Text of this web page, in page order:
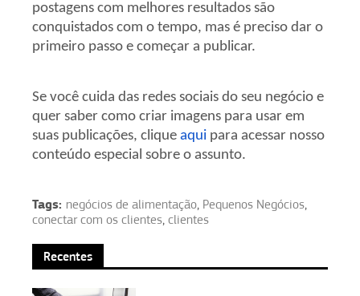
postagens com melhores resultados são
conquistados com o tempo, mas é preciso dar o
primeiro passo e começar a publicar.
Se você cuida das redes sociais do seu negócio e
quer saber como criar imagens para usar em
suas publicações, clique aqui para acessar nosso
conteúdo especial sobre o assunto.
Tags: negócios de alimentação, Pequenos Negócios,
conectar com os clientes, clientes
Recentes